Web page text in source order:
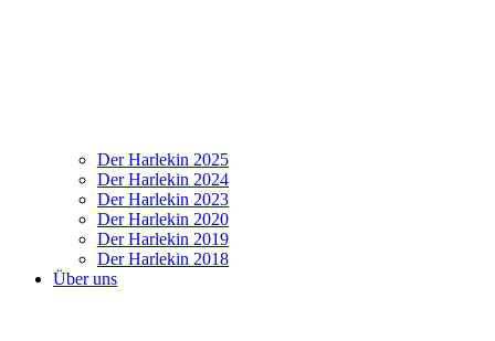
Der Harlekin 2025
Der Harlekin 2024
Der Harlekin 2023
Der Harlekin 2020
Der Harlekin 2019
Der Harlekin 2018
Über uns